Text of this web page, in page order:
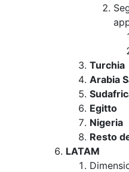
Turchia
Arabia
Egitto
Nigeria
Resto
LATAM